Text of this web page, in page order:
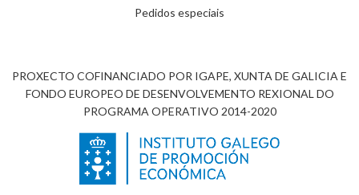
Pedidos especiais
PROXECTO COFINANCIADO POR IGAPE, XUNTA DE GALICIA E
FONDO EUROPEO DE DESENVOLVEMENTO REXIONAL DO
PROGRAMA OPERATIVO 2014-2020